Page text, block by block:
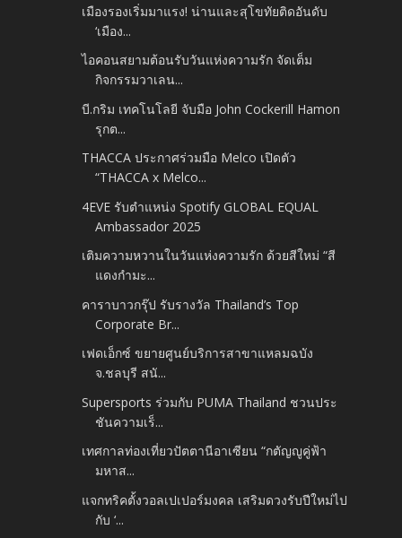
เมืองรองเริ่มมาแรง! น่านและสุโขทัยติดอันดับ
‘เมือง...
ไอคอนสยามต้อนรับวันแห่งความรัก จัดเต็ม
กิจกรรมวาเลน...
บี.กริม เทคโนโลยี จับมือ John Cockerill Hamon
รุกต...
THACCA ประกาศร่วมมือ Melco เปิดตัว
“THACCA x Melco...
4EVE รับตำแหน่ง Spotify GLOBAL EQUAL
Ambassador 2025
เติมความหวานในวันแห่งความรัก ด้วยสีใหม่ “สี
แดงกำมะ...
คาราบาวกรุ๊ป รับรางวัล Thailand’s Top
Corporate Br...
เฟดเอ็กซ์ ขยายศูนย์บริการสาขาแหลมฉบัง
จ.ชลบุรี สนั...
Supersports ร่วมกับ PUMA Thailand ชวนประ
ชันความเร็...
เทศกาลท่องเที่ยวปัตตานีอาเซียน “กตัญญูคู่ฟ้า
มหาส...
แจกทริคตั้งวอลเปเปอร์มงคล เสริมดวงรับปีใหม่ไป
กับ ‘...